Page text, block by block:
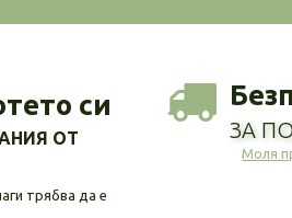
си
ОТ
трябва да е
ЗА
Моля